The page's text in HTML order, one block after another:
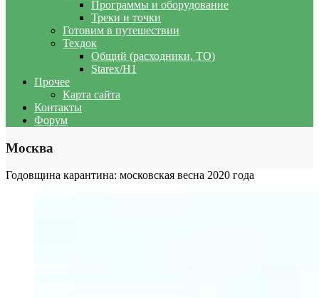
Программы и оборудование
Треки и точки
Готовим в путешествии
Техдок
Общий (расходники, ТО)
Starex/H1
Прочее
Карта сайта
Контакты
Форум
Москва
Годовщина карантина: московская весна 2020 года